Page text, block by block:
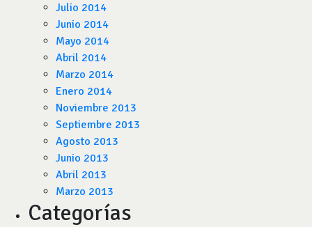
Julio 2014
Junio 2014
Mayo 2014
Abril 2014
Marzo 2014
Enero 2014
Noviembre 2013
Septiembre 2013
Agosto 2013
Junio 2013
Abril 2013
Marzo 2013
Categorías